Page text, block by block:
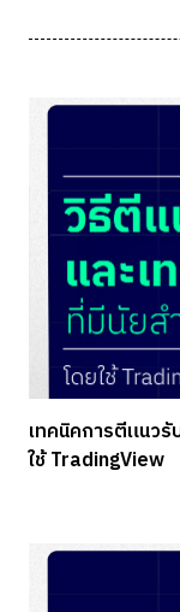
เทคนิคการตีแนว
ใช้ TradingView